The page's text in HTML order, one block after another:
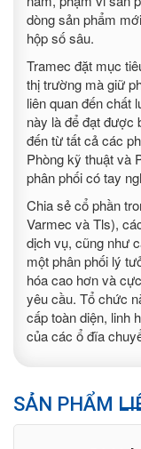
dòng sản phẩm
hộp số sâu.
Tramec đặt mục
thị trường mà giữ
liên quan đến chất
này là để đạt được
đến từ tất cả các
Phòng kỹ thuật và
phân phối có tay
Chia sẻ cổ phần
Varmec và Tls),
dịch vụ, cũng như
một phân phối lý
hóa cao hơn và
yêu cầu. Tổ chức
cấp toàn diện, linh
của các ổ đĩa
SẢN PHẨM